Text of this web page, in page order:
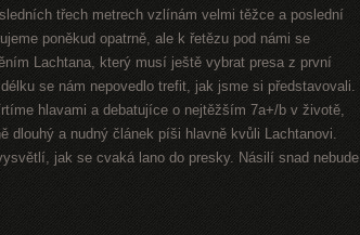
třech metrech vzlínám velmi těžce a poslední
poněkud opatrně, ale k řetězu pod námi se
Lachtana, který musí ještě vybrat presa z první
se nám nepovedlo trefit, jak jsme si představovali.
hlavami a debatujíce o nejtěžším 7a+/b v životě,
dlouhý a nudný článek píši hlavně kvůli Lachtanovi.
jak se cvaká lano do presky. Násilí snad nebude